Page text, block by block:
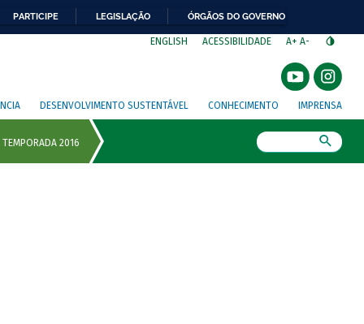
PARTICIPE LEGISLAÇÃO ÓRGÃOS DO GOVERNO
ENGLISH ACESSIBILIDADE A+ A-
DESENVOLVIMENTO SUSTENTÁVEL CONHECIMENTO IMPRENSA